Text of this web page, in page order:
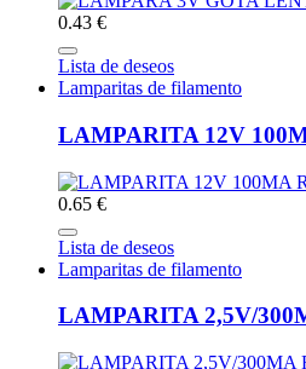
0.43 €
Lista de deseos
Lamparitas de filamento
LAMPARITA 12V
0.65 €
Lista de deseos
Lamparitas de filamento
LAMPARITA 2,5V/